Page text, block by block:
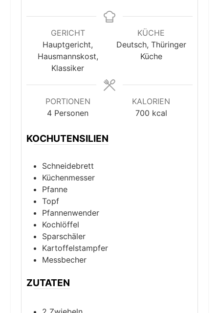
GERICHT
Hauptgericht,
Hausmannskost,
Klassiker
KÜCHE
Deutsch, Thüringer
Küche
PORTIONEN
4 Personen
KALORIEN
700 kcal
KOCHUTENSILIEN
Schneidebrett
Küchenmesser
Pfanne
Topf
Pfannenwender
Kochlöffel
Sparschäler
Kartoffelstampfer
Messbecher
ZUTATEN